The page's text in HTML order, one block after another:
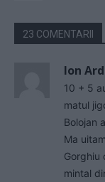
23 COMENTARII
Ion
10 + 5
matul
Bolojan
Ma
Gorghiu
mintal